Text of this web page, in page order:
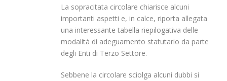
La sopracitata circolare chiarisce alcuni
importanti aspetti e, in calce, riporta allegata
una interessante tabella riepilogativa delle
modalità di adeguamento statutario da parte
degli Enti di Terzo Settore.
Sebbene la circolare sciolga alcuni dubbi si